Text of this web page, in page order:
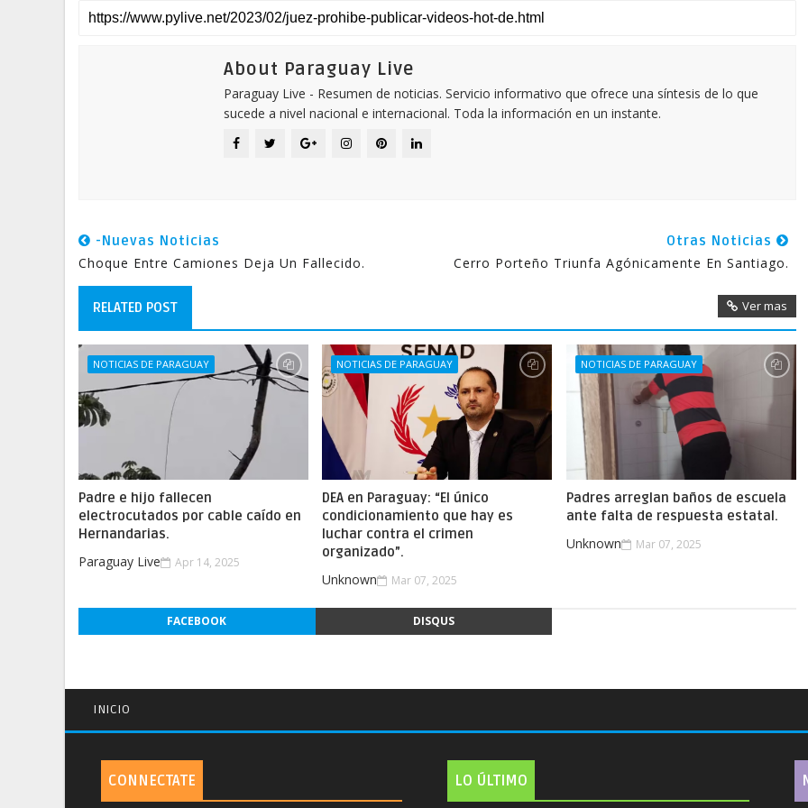
About Paraguay Live
Paraguay Live - Resumen de noticias. Servicio informativo que ofrece una síntesis de lo que
sucede a nivel nacional e internacional. Toda la información en un instante.
-Nuevas Noticias
Choque Entre Camiones Deja Un Fallecido.
Otras Noticias
Cerro Porteño Triunfa Agónicamente En Santiago.
RELATED POST Ver mas
NOTICIAS DE PARAGUAY
Padre e hijo fallecen
electrocutados por cable caído en
Hernandarias.
Paraguay Live Apr 14, 2025
NOTICIAS DE PARAGUAY
DEA en Paraguay: “El único
condicionamiento que hay es
luchar contra el crimen
organizado”.
Unknown Mar 07, 2025
NOTICIAS DE PARAGUAY
Padres arreglan baños de escuela
ante falta de respuesta estatal.
Unknown Mar 07, 2025
FACEBOOK DISQUS
INICIO
CONNECTATE LO ÚLTIMO